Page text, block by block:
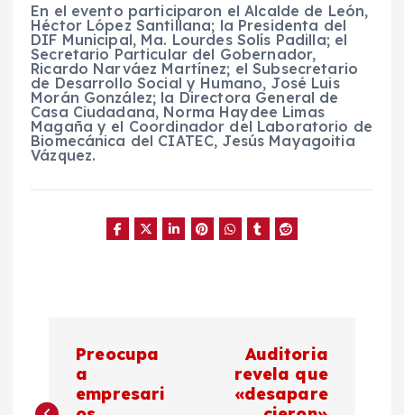
En el evento participaron el Alcalde de León,
Héctor López Santillana; la Presidenta del
DIF Municipal, Ma. Lourdes Solís Padilla; el
Secretario Particular del Gobernador,
Ricardo Narváez Martínez; el Subsecretario
de Desarrollo Social y Humano, José Luis
Morán González; la Directora General de
Casa Ciudadana, Norma Haydee Limas
Magaña y el Coordinador del Laboratorio de
Biomecánica del CIATEC, Jesús Mayagoitia
Vázquez.
Preocupa
a
empresari
Auditoria
revela que
«desapare